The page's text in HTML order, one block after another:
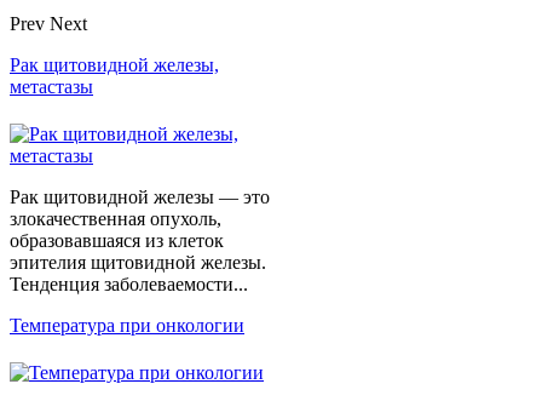
Prev Next
Рак щитовидной железы,
метастазы
Рак щитовидной железы — это
злокачественная опухоль,
образовавшаяся из клеток
эпителия щитовидной железы.
Тенденция заболеваемости...
Температура при онкологии